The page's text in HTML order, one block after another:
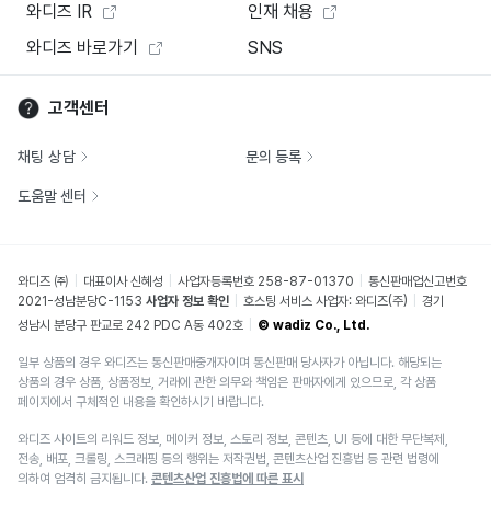
와디즈 IR
인재 채용
와디즈 바로가기
SNS
고객센터
채팅 상담 문의 등록
도움말 센터
와디즈 ㈜ 대표이사 신혜성 사업자등록번호 258-87-01370
통신판매업신고번호
2021-성남분당C-1153 사업자 정보 확인 호스팅 서비스 사업자: 와디즈(주)
경기
성남시 분당구 판교로 242 PDC A동 402호
© wadiz Co., Ltd.
일부 상품의 경우 와디즈는 통신판매중개자이며 통신판매 당사자가 아닙니다. 해당되는
상품의 경우 상품, 상품정보, 거래에 관한 의무와 책임은 판매자에게 있으므로, 각 상품
페이지에서 구체적인 내용을 확인하시기 바랍니다.
와디즈 사이트의 리워드 정보, 메이커 정보, 스토리 정보, 콘텐츠, UI 등에 대한 무단복제,
전송, 배포, 크롤링, 스크래핑 등의 행위는 저작권법, 콘텐츠산업 진흥법 등 관련 법령에
의하여 엄격히 금지됩니다. 콘텐츠산업 진흥법에 따른 표시